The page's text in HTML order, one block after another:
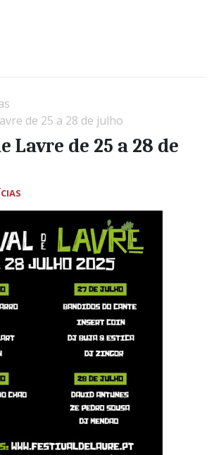
de 25 a 28 de julho
Lavre de 25 a 28 de